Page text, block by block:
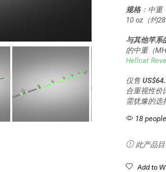
规格：中重
10 oz（约
与其他竿系
的中重（
Hellcat
仅售
合重视性价
需犹豫的选
18
此产品
Add to